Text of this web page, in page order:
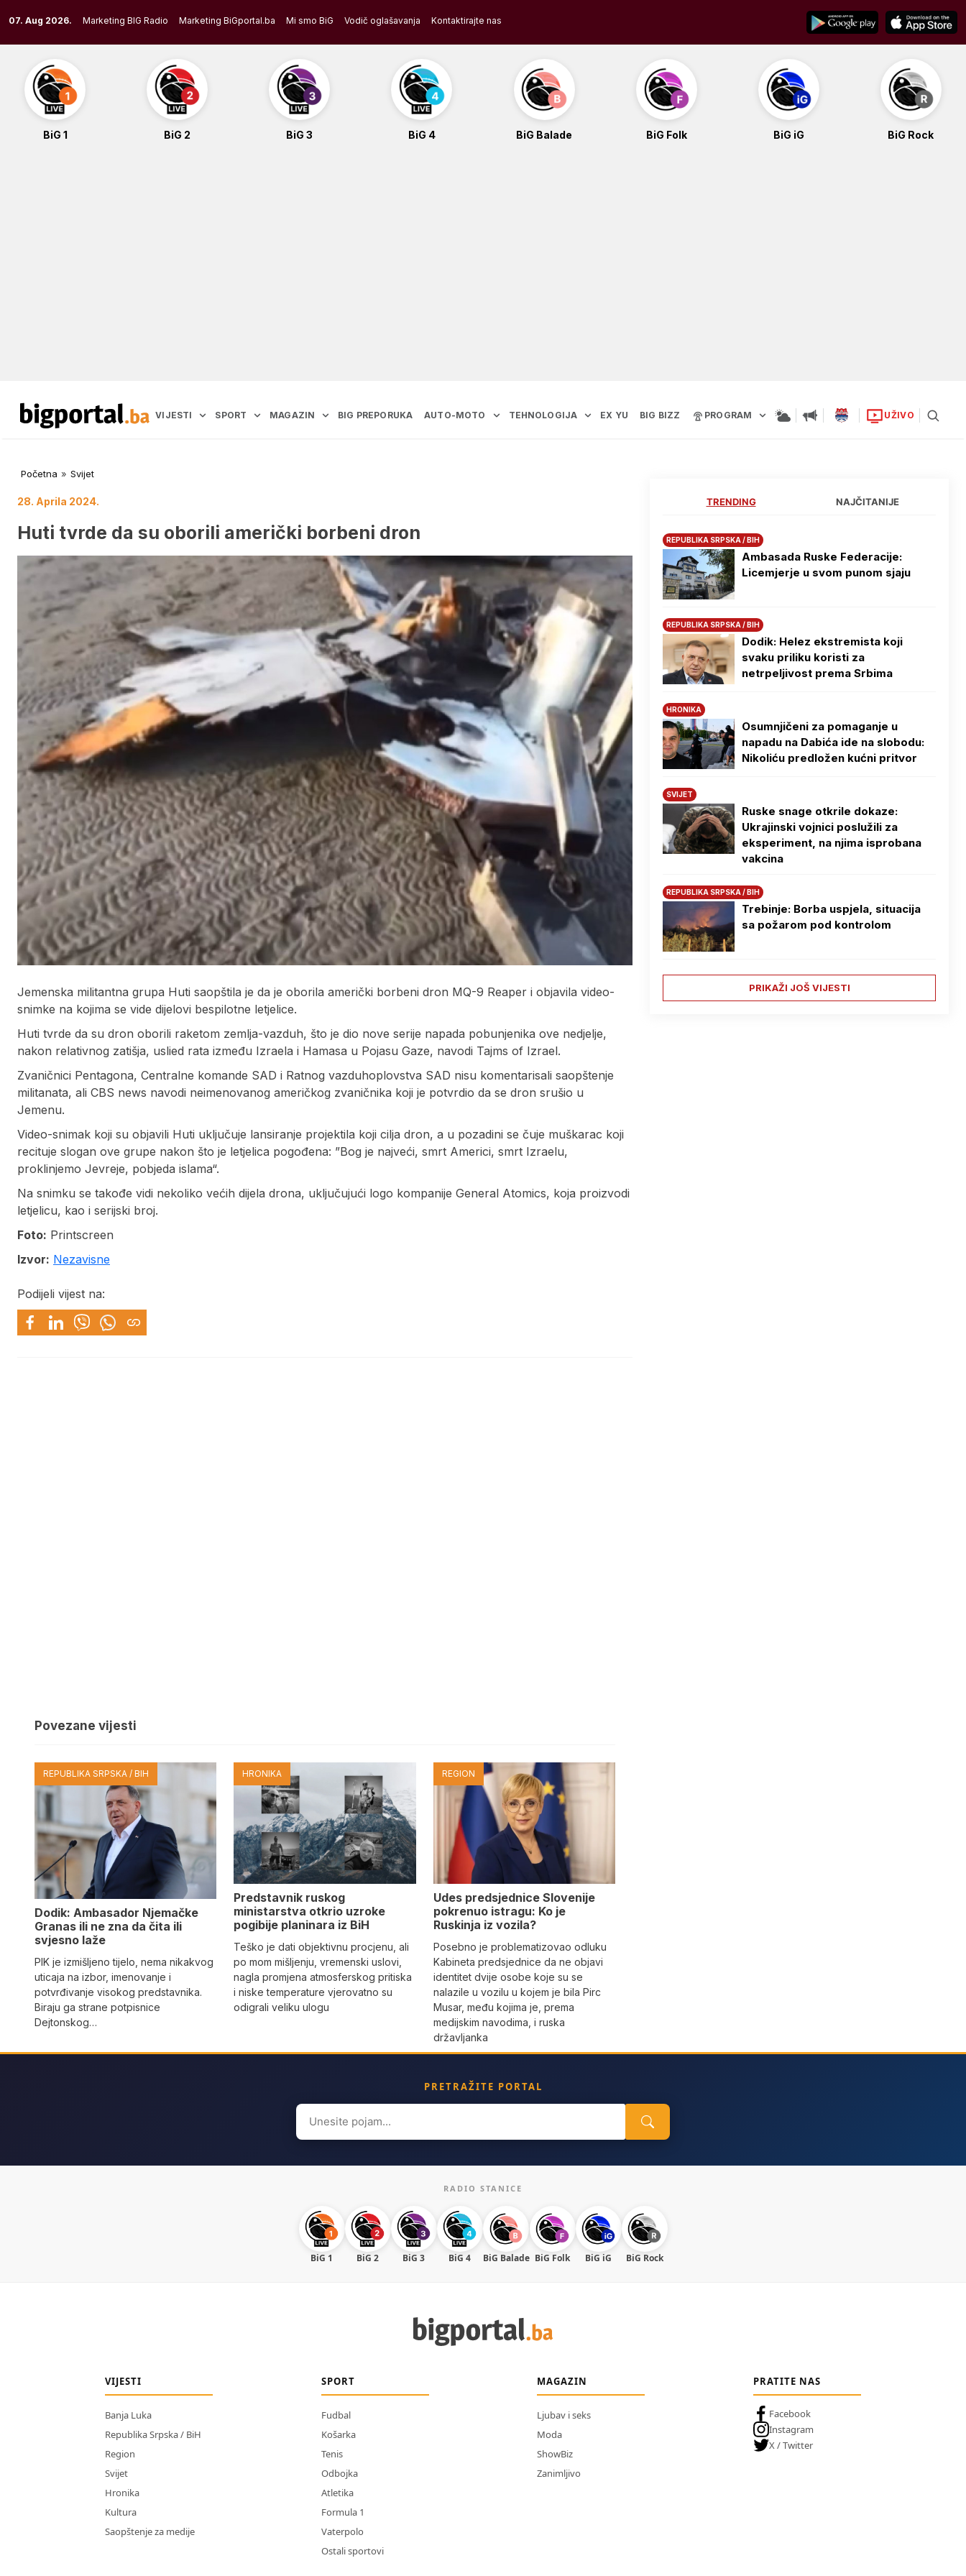
to
content
07. Aug 2026. Marketing BIG Radio Marketing BiGportal.ba Mi smo BiG Vodič oglašavanja Kontaktirajte nas
BiG 1 BiG 2 BiG 3 BiG 4 BiG Balade BiG Folk BiG iG BiG Rock
VIJESTI SPORT MAGAZIN BIG PREPORUKA AUTO-MOTO TEHNOLOGIJA EX YU BIG BIZZ PROGRAM UŽIVO
Početna » Svijet
28. Aprila 2024.
Huti tvrde da su oborili američki borbeni dron
Jemenska militantna grupa Huti saopštila je da je oborila američki borbeni dron MQ-9 Reaper i objavila video-
snimke na kojima se vide dijelovi bespilotne letjelice.
Huti tvrde da su dron oborili raketom zemlja-vazduh, što je dio nove serije napada pobunjenika ove nedjelje,
nakon relativnog zatišja, uslied rata između Izraela i Hamasa u Pojasu Gaze, navodi Tajms of Izrael.
Zvaničnici Pentagona, Centralne komande SAD i Ratnog vazduhoplovstva SAD nisu komentarisali saopštenje
militanata, ali CBS news navodi neimenovanog američkog zvaničnika koji je potvrdio da se dron srušio u
Jemenu.
Video-snimak koji su objavili Huti uključuje lansiranje projektila koji cilja dron, a u pozadini se čuje muškarac koji
recituje slogan ove grupe nakon što je letjelica pogođena: ”Bog je najveći, smrt Americi, smrt Izraelu,
proklinjemo Jevreje, pobjeda islama“.
Na snimku se takođe vidi nekoliko većih dijela drona, uključujući logo kompanije General Atomics, koja proizvodi
letjelicu, kao i serijski broj.
Foto: Printscreen
Izvor: Nezavisne
Podijeli vijest na:
Povezane vijesti
REPUBLIKA SRPSKA / BIH
Dodik: Ambasador Njemačke
Granas ili ne zna da čita ili
svjesno laže
PIK je izmišljeno tijelo, nema nikakvog
uticaja na izbor, imenovanje i
potvrđivanje visokog predstavnika.
Biraju ga strane potpisnice
Dejtonskog…
HRONIKA
Predstavnik ruskog
ministarstva otkrio uzroke
pogibije planinara iz BiH
Teško je dati objektivnu procjenu, ali
po mom mišljenju, vremenski uslovi,
nagla promjena atmosferskog pritiska
i niske temperature vjerovatno su
odigrali veliku ulogu
REGION
Udes predsjednice Slovenije
pokrenuo istragu: Ko je
Ruskinja iz vozila?
Posebno je problematizovao odluku
Kabineta predsjednice da ne objavi
identitet dvije osobe koje su se
nalazile u vozilu u kojem je bila Pirc
Musar, među kojima je, prema
medijskim navodima, i ruska
državljanka
TRENDING NAJČITANIJE
REPUBLIKA SRPSKA / BIH
Ambasada Ruske Federacije:
Licemjerje u svom punom sjaju
REPUBLIKA SRPSKA / BIH
Dodik: Helez ekstremista koji
svaku priliku koristi za
netrpeljivost prema Srbima
HRONIKA
Osumnjičeni za pomaganje u
napadu na Dabića ide na slobodu:
Nikoliću predložen kućni pritvor
SVIJET
Ruske snage otkrile dokaze:
Ukrajinski vojnici poslužili za
eksperiment, na njima isprobana
vakcina
REPUBLIKA SRPSKA / BIH
Trebinje: Borba uspjela, situacija
sa požarom pod kontrolom
PRIKAŽI JOŠ VIJESTI
PRETRAŽITE PORTAL
Search
for:
RADIO STANICE
BiG 1 BiG 2 BiG 3 BiG 4 BiG Balade BiG Folk BiG iG BiG Rock
VIJESTI
Banja Luka
Republika Srpska / BiH
Region
Svijet
Hronika
Kultura
Saopštenje za medije
SPORT
Fudbal
Košarka
Tenis
Odbojka
Atletika
Formula 1
Vaterpolo
Ostali sportovi
MAGAZIN
Ljubav i seks
Moda
ShowBiz
Zanimljivo
PRATITE NAS
Facebook
Instagram
X / Twitter